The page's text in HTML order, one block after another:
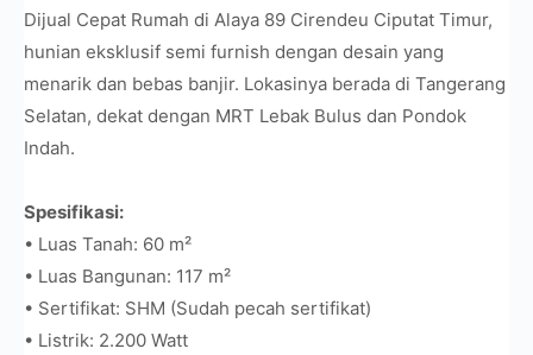
Dijual Cepat Rumah di Alaya 89 Cirendeu Ciputat Timur,
hunian eksklusif semi furnish dengan desain yang
menarik dan bebas banjir. Lokasinya berada di Tangerang
Selatan, dekat dengan MRT Lebak Bulus dan Pondok
Indah.
Spesifikasi:
• Luas Tanah: 60 m²
• Luas Bangunan: 117 m²
• Sertifikat: SHM (Sudah pecah sertifikat)
• Listrik: 2.200 Watt